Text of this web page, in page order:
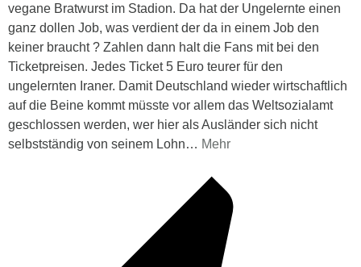
vegane Bratwurst im Stadion. Da hat der Ungelernte einen
ganz dollen Job, was verdient der da in einem Job den
keiner braucht ? Zahlen dann halt die Fans mit bei den
Ticketpreisen. Jedes Ticket 5 Euro teurer für den
ungelernten Iraner. Damit Deutschland wieder wirtschaftlich
auf die Beine kommt müsste vor allem das Weltsozialamt
geschlossen werden, wer hier als Ausländer sich nicht
selbstständig von seinem Lohn… Mehr